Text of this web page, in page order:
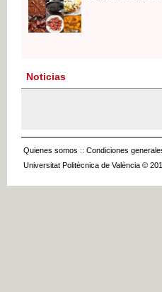
Noticias
Quienes somos :: Condiciones
Universitat Politècnica de València ©